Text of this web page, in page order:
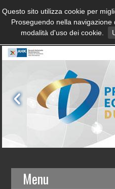
Menu
Questo sito utilizza cookie per
Proseguendo nella
modalità d'uso dei cookie.